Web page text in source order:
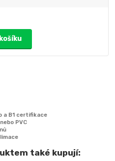
a B1 certifikace
PVC
také kupují: